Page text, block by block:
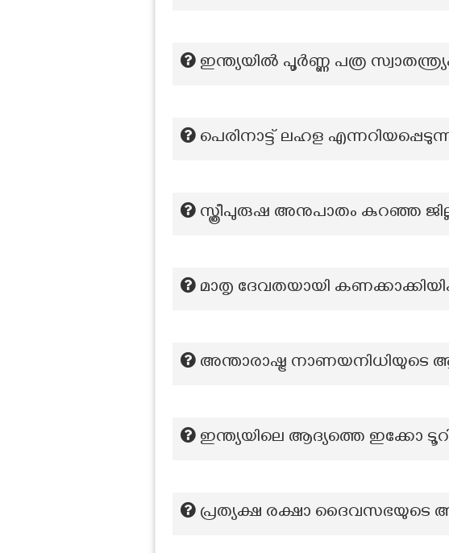
ഇന്ത്യയിൽ പൂർണ്ണ പത്ര
പെരിനാട്ട് ലഹള
സ്ത്രീപുരുഷ അനുപാതം കുറഞ്ഞ
മാതൃ ദേവതയായി
അന്താരാഷ്ട്ര നാണയനിധിയുടെ
ഇന്ത്യയിലെ ആദ്യത്തെ ഇക്കോ
പ്രത്യക്ഷ രക്ഷാ ദൈവസഭയുടെ